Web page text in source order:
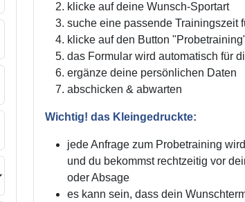
klicke auf deine Wunsch-Sportart
suche eine passende Trainingszeit
klicke auf den Button
das Formular wird automatisch für
ergänze deine persönlichen Daten
abschicken & abwarten
Wichtig! das Kleingedruckte:
jede Anfrage zum Probetraining
und du bekommst rechtzeitig vor
oder Absage
es kann sein, dass dein